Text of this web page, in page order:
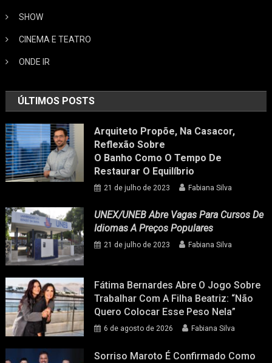
SHOW
CINEMA E TEATRO
ONDE IR
ÚLTIMOS POSTS
Arquiteto Propõe, Na Casacor,
Reflexão Sobre
O Banho Como O Tempo De
Restaurar O Equilíbrio
21 de julho de 2023 Fabiana Silva
UNEX/UNEB Abre Vagas Para Cursos De
Idiomas A Preços Populares
21 de julho de 2023 Fabiana Silva
Fátima Bernardes Abre O Jogo Sobre
Trabalhar Com A Filha Beatriz: “Não
Quero Colocar Esse Peso Nela”
6 de agosto de 2026 Fabiana Silva
Sorriso Maroto É Confirmado Como